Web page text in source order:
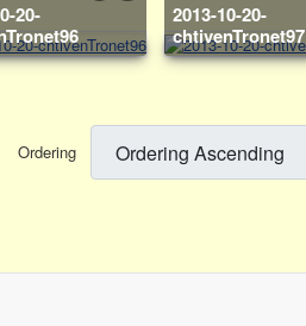
2013-10-20-
chtivenTronet97
Ordering